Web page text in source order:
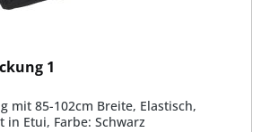
1
mit 85-102cm Breite, Elastisch,
in Etui, Farbe: Schwarz